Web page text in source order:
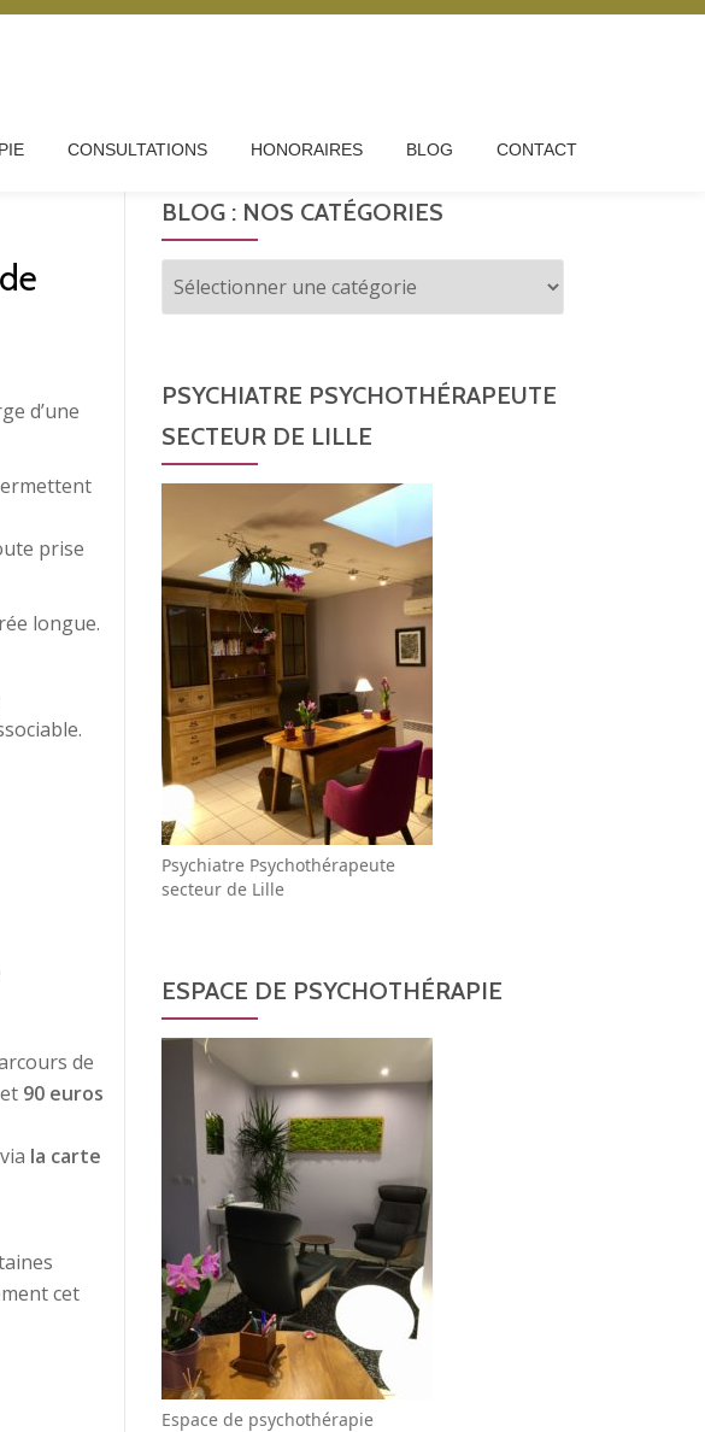
CONSULTATIONS HONORAIRES BLOG CONTACT
d’une
prise
longue.
de
et 90 euros
la carte
cet
BLOG : NOS CATÉGORIES
Blog
:
PSYCHIATRE PSYCHOTHÉRAPEUTE
SECTEUR DE LILLE
Psychiatre Psychothérapeute
secteur de Lille
ESPACE DE PSYCHOTHÉRAPIE
Espace de psychothérapie